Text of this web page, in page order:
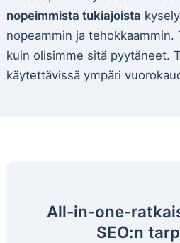
nopeimmista tukiajoista
nopeammin ja tehokkaammin.
kuin olisimme sitä pyytäneet.
käytettävissä ympäri
All-in-one-
SEO:n